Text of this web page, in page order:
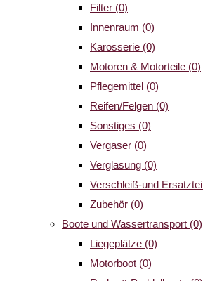
Filter (0)
Innenraum (0)
Karosserie (0)
Motoren & Motorteile (0)
Pflegemittel (0)
Reifen/Felgen (0)
Sonstiges (0)
Vergaser (0)
Verglasung (0)
Verschleiß-und
Zubehör (0)
Boote und Wassertransport (0)
Liegeplätze (0)
Motorboot (0)